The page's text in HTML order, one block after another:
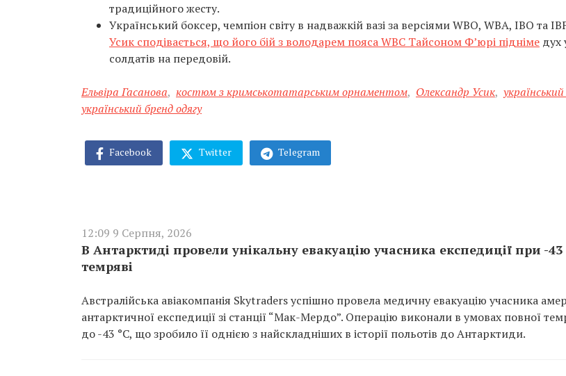
традиційного жесту.
Український боксер, чемпіон світу в надважкій вазі за версіями WBO, WBA, IBO та
Усик сподівається, що його бій з володарем пояса WBC Тайсоном Ф’юрі підніме дух
солдатів на передовій.
Ельвіра Гасанова, костюм з кримськотатарським орнаментом, Олександр Усик,
український бренд одягу
Facebook Twitter Telegram
12:09 9 Серпня, 2026
В Антарктиді провели унікальну евакуацію учасника експедиції при -43
темряві
Австралійська авіакомпанія Skytraders успішно провела медичну евакуацію учасника
антарктичної експедиції зі станції “Мак-Мердо”. Операцію виконали в умовах повної
до -43 °C, що зробило її однією з найскладніших в історії польотів до Антарктиди.